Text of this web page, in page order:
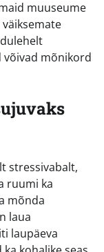
muuseume
võivad mõnikord
stressivabalt,
ruumi ka
mõnda
laua
laupäeva